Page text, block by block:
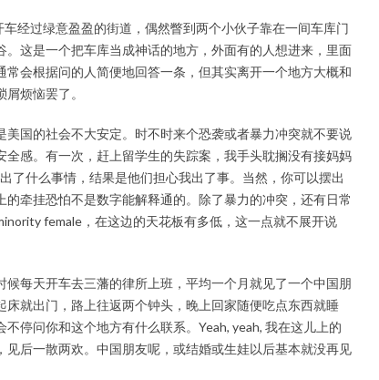
经过绿意盈盈的街道，偶然瞥到两个小伙子靠在一间车库门
这是一个把车库当成神话的地方，外面有的人想进来，里面
会根据问的人简便地回答一条，但其实离开一个地方大概和
烦恼罢了。
国的社会不大安定。时不时来个恐袭或者暴力冲突就不要说
感。有一次，赶上留学生的失踪案，我手头耽搁没有接妈妈
了什么事情，结果是他们担心我出了事。当然，你可以摆出
牵挂恐怕不是数字能解释通的。除了暴力的冲突，还有日常
female，在这边的天花板有多低，这一点就不展开说
每天开车去三藩的律所上班，平均一个月就见了一个中国朋
就出门，路上往返两个钟头，晚上回家随便吃点东西就睡
停问你和这个地方有什么联系。Yeah, yeah, 我在这儿上的
后一散两欢。中国朋友呢，或结婚或生娃以后基本就没再见